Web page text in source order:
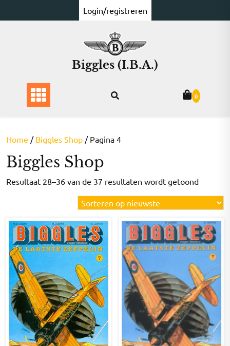
naar
Login/registreren
Biggles (I.B.A.)
0
Home / Biggles Shop / Pagina 4
Biggles Shop
Resultaat 28–36 van de 37 resultaten wordt getoond
op